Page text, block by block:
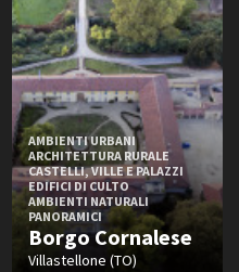
AMBIENTI URBANI
ARCHITETTURA RURALE
CASTELLI, VILLE E PALAZZI
EDIFICI DI CULTO
AMBIENTI NATURALI
PANORAMICI
Borgo Cornalese
Villastellone (TO)